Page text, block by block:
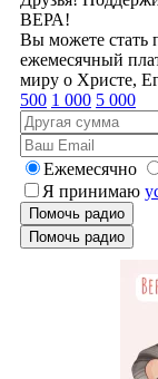
ВЕРА!
Вы можете стать
ежемесячный
миру о Христе,
500 1 000 5 000
Ежемесячно
Я принимаю
Помочь радио
Помочь радио